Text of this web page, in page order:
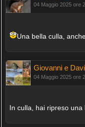
04 Maggio 2025 ore
Una bella culla,
Giovanni e
04 Maggio 2025 ore
In culla, hai ripreso una